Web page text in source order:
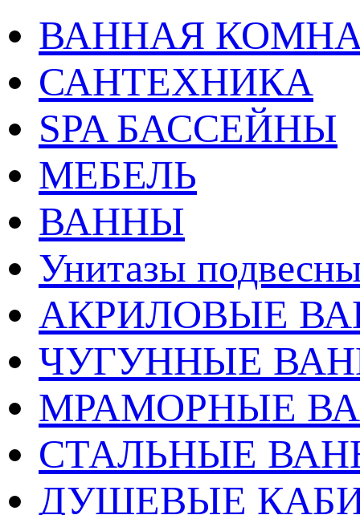
ВАННАЯ
САНТЕХНИКА
SPA БАССЕЙНЫ
МЕБЕЛЬ
ВАННЫ
Унитазы
АКРИЛОВЫЕ
ЧУГУННЫЕ
МРАМОРНЫЕ
СТАЛЬНЫЕ
ДУШЕВЫЕ